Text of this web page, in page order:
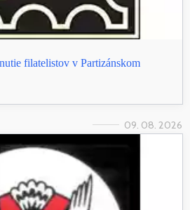
filatelistov v Partizánskom
09. 08. 2026